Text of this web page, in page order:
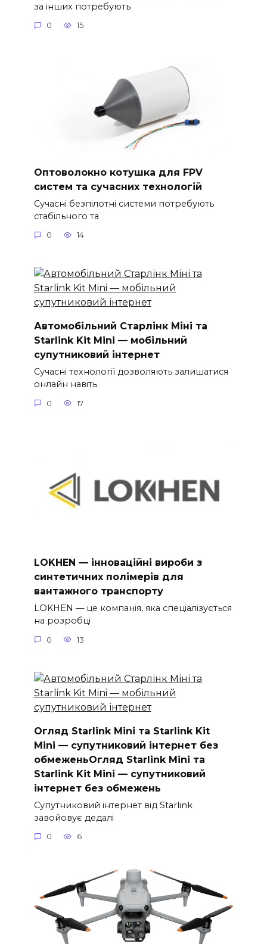
за інших потребують
0 15
Оптоволокно котушка для FPV
систем та сучасних технологій
Сучасні безпілотні системи потребують
стабільного та
0 14
Автомобільний Старлінк Міні та
Starlink Kit Mini — мобільний
супутниковий інтернет
Сучасні технології дозволяють залишатися
онлайн навіть
0 17
LOKHEN — інноваційні вироби з
синтетичних полімерів для
вантажного транспорту
LOKHEN — це компанія, яка спеціалізується
на розробці
0 13
Огляд Starlink Mini та Starlink Kit
Mini — супутниковий інтернет без
обмеженьОгляд Starlink Mini та
Starlink Kit Mini — супутниковий
інтернет без обмежень
Супутниковий інтернет від Starlink
завойовує дедалі
0 6